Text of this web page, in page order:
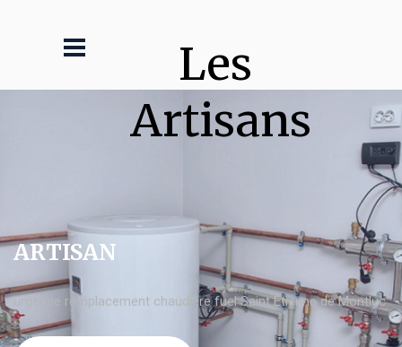
Les
Artisans
ARTISAN
urgence remplacement chaudière fuel Saint Étienne de Montluc